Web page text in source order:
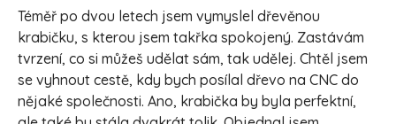
Téměř po dvou letech jsem vymyslel dřevěnou
krabičku, s kterou jsem takřka spokojený. Zastávám
tvrzení, co si můžeš udělat sám, tak udělej. Chtěl jsem
se vyhnout cestě, kdy bych posílal dřevo na CNC do
nějaké společnosti. Ano, krabička by byla perfektní,